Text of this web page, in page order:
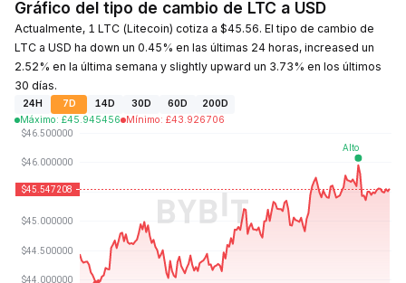
Gráfico del tipo de cambio de LTC a USD
Actualmente, 1 LTC (Litecoin) cotiza a $45.56. El tipo de cambio de
LTC a USD ha down un 0.45% en las últimas 24 horas, increased un
2.52% en la última semana y slightly upward un 3.73% en los últimos
30 días.
24H 7D 14D 30D 60D
200D
Máximo: £45.945456 Mínimo: £43.926706